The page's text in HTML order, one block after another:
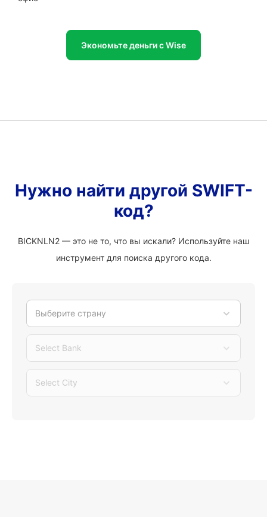
Экономьте деньги с Wise
Нужно найти другой SWIFT-
код?
BICKNLN2 — это не то, что вы искали? Используйте наш
инструмент для поиска другого кода.
Выберите страну
Select Bank
Select City